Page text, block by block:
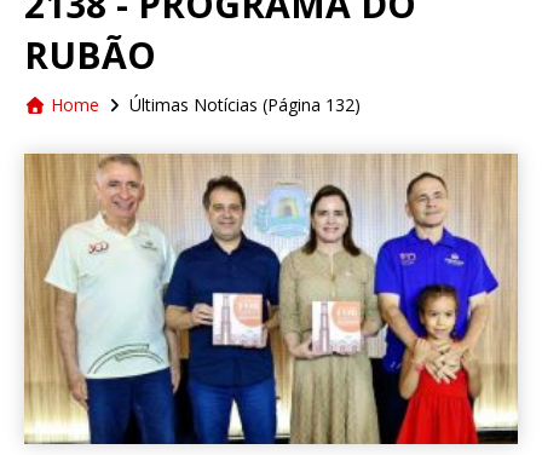
RUBÃO
Home Últimas Notícias (Página 132)